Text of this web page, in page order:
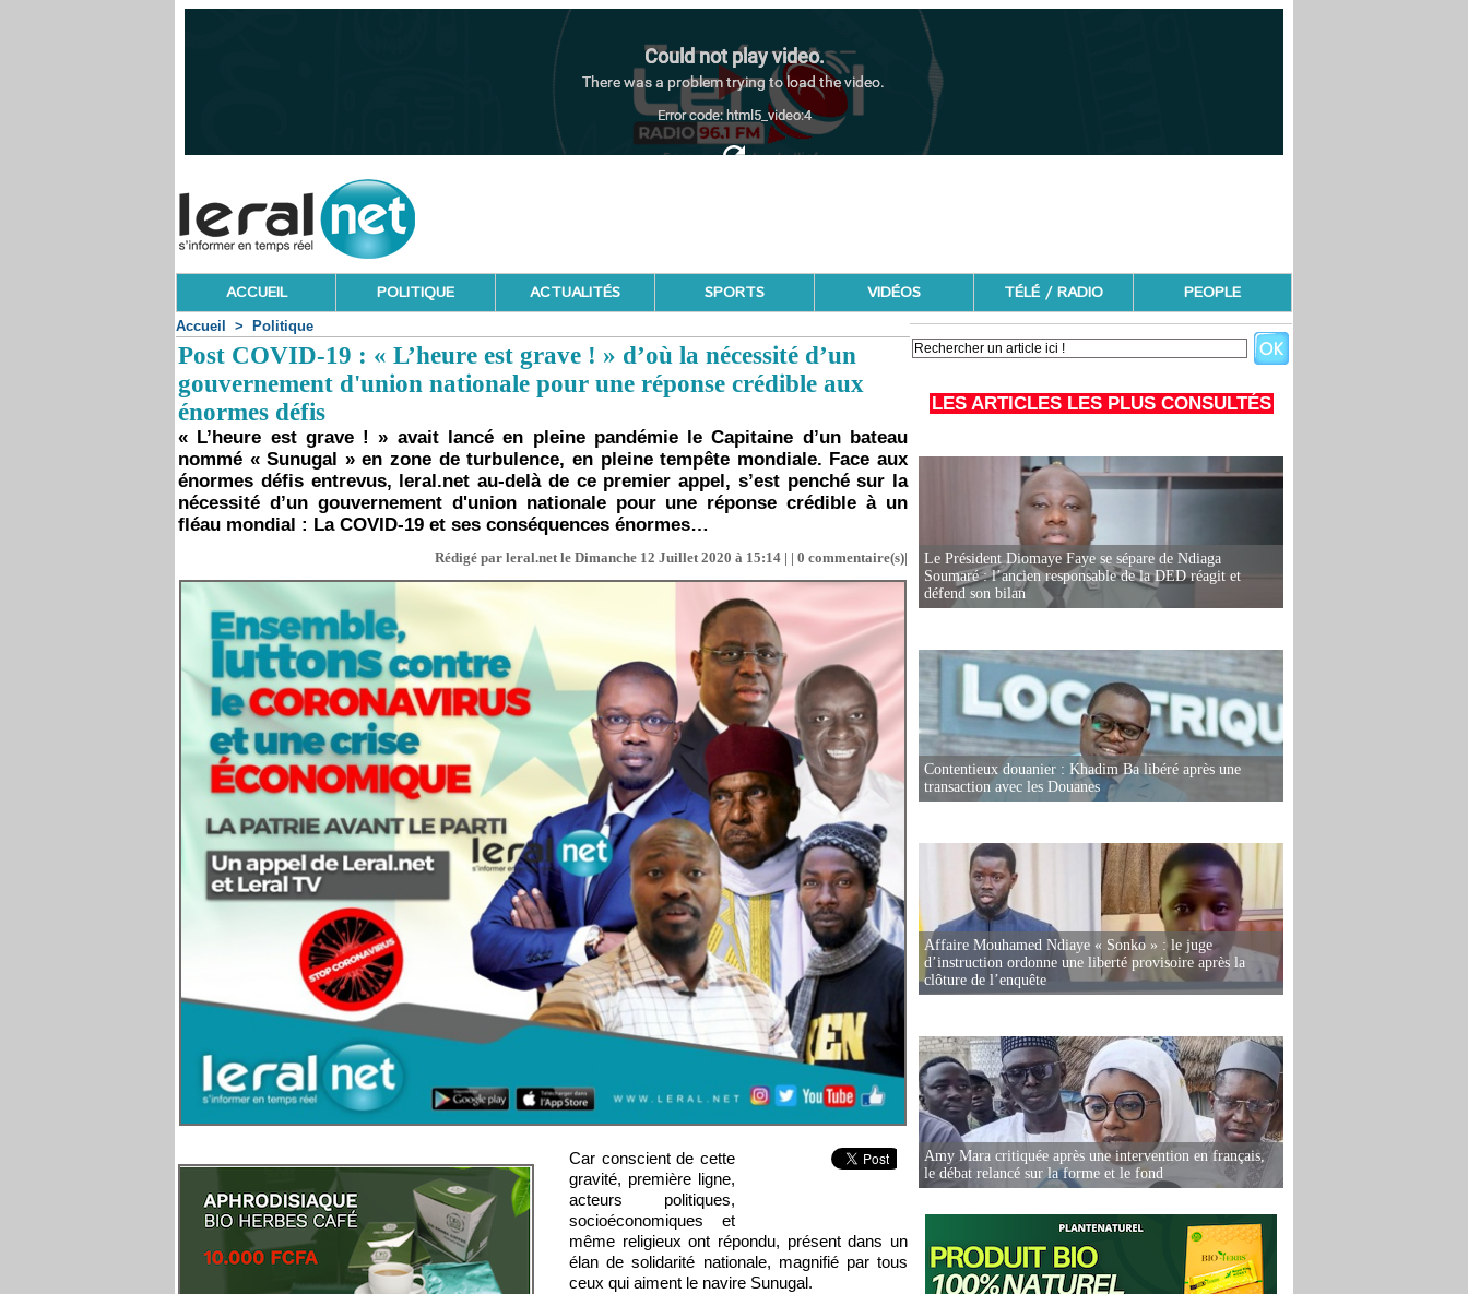
ACCUEIL POLITIQUE ACTUALITÉS SPORTS VIDÉOS TÉLÉ / RADIO PEOPLE
Accueil > Politique
Post COVID-19 : « L’heure est grave ! » d’où la nécessité d’un
gouvernement d'union nationale pour une réponse crédible aux
énormes défis
« L’heure est grave ! » avait lancé en pleine pandémie le Capitaine d’un bateau
nommé « Sunugal » en zone de turbulence, en pleine tempête mondiale. Face aux
énormes défis entrevus, leral.net au-delà de ce premier appel, s’est penché sur la
nécessité d’un gouvernement d'union nationale pour une réponse crédible à un
fléau mondial : La COVID-19 et ses conséquences énormes…
Rédigé par leral.net le Dimanche 12 Juillet 2020 à 15:14 | | 0 commentaire(s)|
Car conscient de cette
gravité, première ligne,
acteurs politiques,
socioéconomiques et
même religieux ont répondu, présent dans un
élan de solidarité nationale, magnifié par tous
ceux qui aiment le navire Sunugal.
LES ARTICLES LES PLUS CONSULTÉS
Le Président Diomaye Faye se sépare de Ndiaga
Soumaré : l’ancien responsable de la DED réagit et
défend son bilan
Contentieux douanier : Khadim Ba libéré après une
transaction avec les Douanes
Affaire Mouhamed Ndiaye « Sonko » : le juge
d’instruction ordonne une liberté provisoire après la
clôture de l’enquête
Amy Mara critiquée après une intervention en français,
le débat relancé sur la forme et le fond